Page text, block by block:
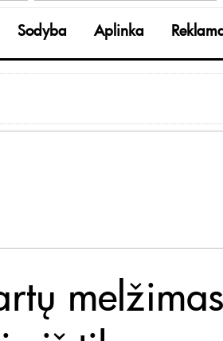
Sodyba Aplinka
melžimas